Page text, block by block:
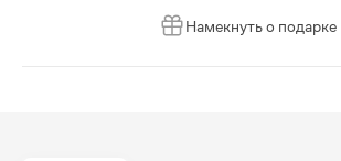
Намекнуть о подарке